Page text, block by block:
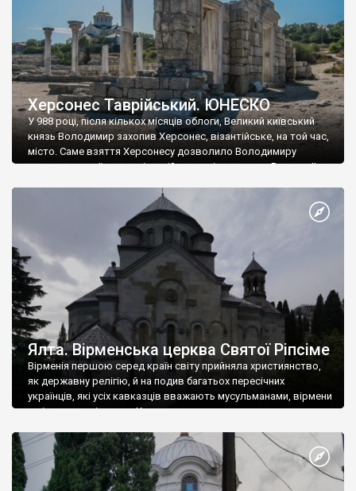
Херсонес Таврійський. ЮНЕСКО
У 988 році, після кількох місяців облоги, Великий київський
князь Володимир захопив Херсонес, візантійське, на той час,
місто. Саме взяття Херсонесу дозволило Володимиру
диктувати свої умови візантійському імператору Василю ІІ, та
Херсонесі Володимир-язичник, став Василем-християнином.
А потім було Хрещення Русі. На честь Херсонесу Таврійського
Ялта. Вірменська церква Святої Ріпсіме
Вірменія першою серед країн світу прийняла християнство,
як державну релігію, й на подив багатьох пересічних
українців, які усіх кавказців вважають мусульманами, вірмени
є відданими вірянами Христа